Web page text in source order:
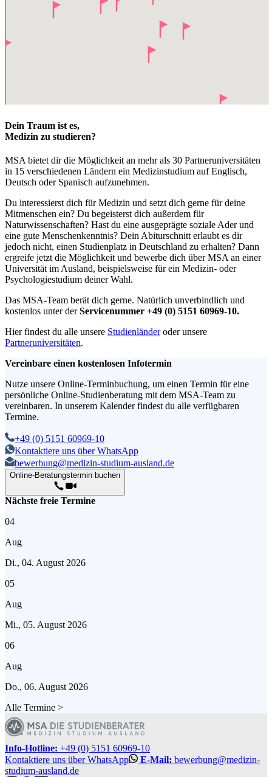
Dein Traum ist es,
Medizin zu studieren?
MSA bietet dir die Möglichkeit an mehr als 30 Partneruniversitäten
in 15 verschiedenen Ländern ein Medizinstudium auf Englisch,
Deutsch oder Spanisch aufzunehmen.
Du interessierst dich für Medizin und setzt dich gerne für deine
Mitmenschen ein? Du begeisterst dich außerdem für
Naturwissenschaften? Hast du eine ausgeprägte soziale Ader und
eine gute Menschenkenntnis? Dein Abiturschnitt erlaubt es dir
jedoch nicht, einen Studienplatz in Deutschland zu erhalten? Dann
ergreife jetzt die Möglichkeit und bewerbe dich über MSA an einer
Universität im Ausland, beispielsweise für ein Medizin- oder
Psychologiestudium deiner Wahl.
Das MSA-Team berät dich gerne. Natürlich unverbindlich und
kostenlos unter derServicenummer +49 (0) 5151 60969-10.
Hier findest du alle unsere Studienländeroder unsere
Partneruniversitäten.
Vereinbare einen kostenlosen Infotermin
Nutze unsere Online-Terminbuchung, um einen Termin für eine
persönliche Online-Studienberatung mit dem MSA-Team zu
vereinbaren. In unserem Kalender findest du alle verfügbaren
Termine.
+49 (0) 5151 60969-10
Kontaktiere uns über WhatsApp
bewerbung@medizin-studium-ausland.de
Online-Beratungstermin buchen
Nächste freie Termine
04
Aug
Di., 04. August 2026
05
Aug
Mi., 05. August 2026
06
Aug
Do., 06. August 2026
Alle Termine >
Info-Hotline: +49 (0) 5151 60969-10
Kontaktiere uns über WhatsApp
E-Mail: bewerbung@medizin-
studium-ausland.de